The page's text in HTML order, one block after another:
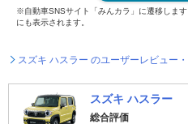
※自動車SNSサイト「みんカラ」に遷移しま
にも表示されます。
スズキ ハスラー のユーザーレビュー
スズキ ハスラー
総合評価